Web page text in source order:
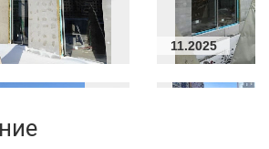
11.2025